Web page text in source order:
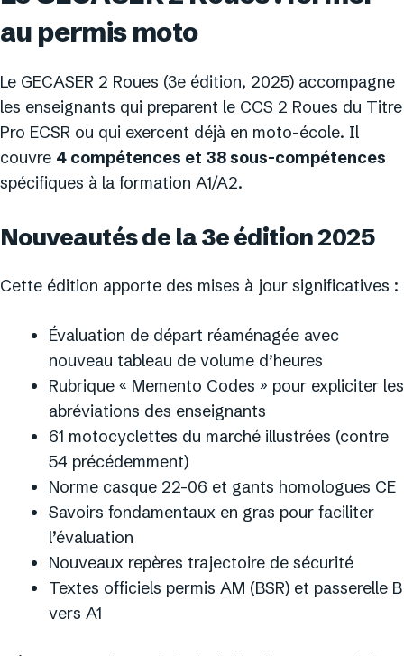
au permis moto
Le GECASER 2 Roues (3e édition, 2025) accompagne
les enseignants qui preparent le CCS 2 Roues du Titre
Pro ECSR ou qui exercent déjà en moto-école. Il
couvre 4 compétences et 38 sous-compétences
spécifiques à la formation A1/A2.
Nouveautés de la 3e édition 2025
Cette édition apporte des mises à jour significatives :
Évaluation de départ réaménagée avec
nouveau tableau de volume d’heures
Rubrique « Memento Codes » pour expliciter les
abréviations des enseignants
61 motocyclettes du marché illustrées (contre
54 précédemment)
Norme casque 22-06 et gants homologues CE
Savoirs fondamentaux en gras pour faciliter
l’évaluation
Nouveaux repères trajectoire de sécurité
Textes officiels permis AM (BSR) et passerelle B
vers A1